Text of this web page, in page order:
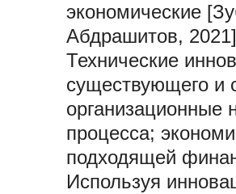
экономические
Абдрашитов,
Технические
существующего и
организационные
процесса;
подходящей
Используя